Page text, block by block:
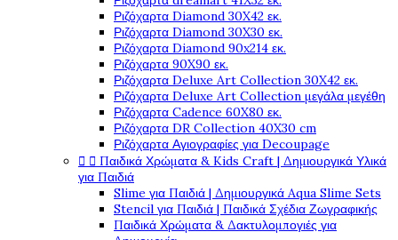
Ριζόχαρτα Diamond 30X42 εκ.
Ριζόχαρτα Diamond 30X30 εκ.
Ριζόχαρτα Diamond 90x214 εκ.
Ριζόχαρτα 90X90 εκ.
Ριζόχαρτα Deluxe Art Collection 30X42 εκ.
Ριζόχαρτα Deluxe Art Collection μεγάλα μεγέθη
Ριζόχαρτα Cadence 60X80 εκ.
Ριζόχαρτα DR Collection 40X30 cm
Ριζόχαρτα Αγιογραφίες για Decoupage
  Παιδικά Χρώματα & Kids Craft | Δημιουργικά Υλικά
για Παιδιά
Slime για Παιδιά | Δημιουργικά Aqua Slime Sets
Stencil για Παιδιά | Παιδικά Σχέδια Ζωγραφικής
Παιδικά Χρώματα & Δακτυλομπογιές για